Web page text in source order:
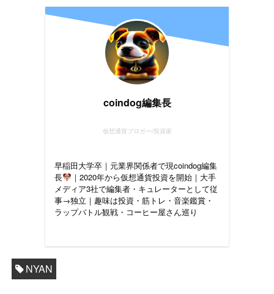
coindog編集長
仮想通貨ブロガー/投資家
早稲田大学卒｜元業界関係者で現coindog編集
長
｜2020年から仮想通貨投資を開始｜大手
メディア3社で編集者・キュレーターとして従
事→独立｜趣味は投資・筋トレ・音楽鑑賞・
ラップバトル観戦・コーヒー屋さん巡り
NYAN